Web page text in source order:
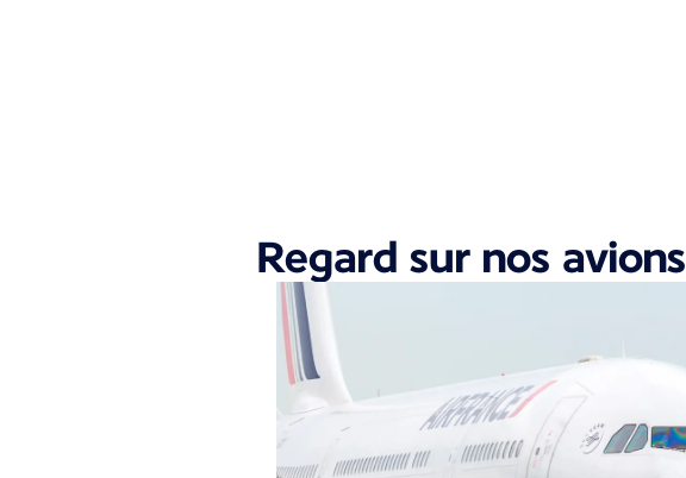
Regard sur nos avions